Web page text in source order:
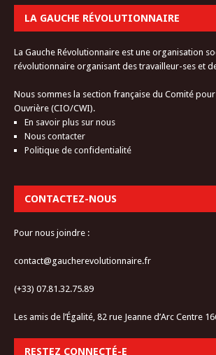
LA GAUCHE RÉVOLUTIONNAIRE
La Gauche Révolutionnaire est une organisation
révolutionnaire organisant des travailleur-ses et
Nous sommes la section française du Comité
Ouvrière (CIO/CWI).
En savoir plus sur nous
Nous contacter
Politique de confidentialité
CONTACTEZ-NOUS
Pour nous joindre :
contact@gaucherevolutionnaire.fr
(+33) 07.81.32.75.89
Les amis de l’Égalité, 82 rue Jeanne d’Arc Centre
RESTEZ CONNECTÉ-E